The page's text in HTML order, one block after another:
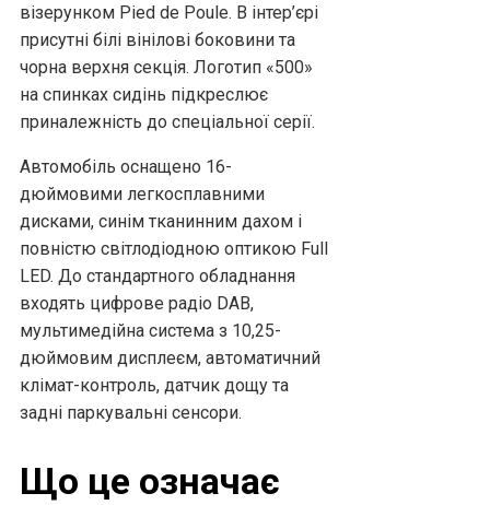
візерунком Pied de Poule. В інтер’єрі
присутні білі вінілові боковини та
чорна верхня секція. Логотип «500»
на спинках сидінь підкреслює
приналежність до спеціальної серії.
Автомобіль оснащено 16-
дюймовими легкосплавними
дисками, синім тканинним дахом і
повністю світлодіодною оптикою Full
LED. До стандартного обладнання
входять цифрове радіо DAB,
мультимедійна система з 10,25-
дюймовим дисплеєм, автоматичний
клімат-контроль, датчик дощу та
задні паркувальні сенсори.
Що це означає